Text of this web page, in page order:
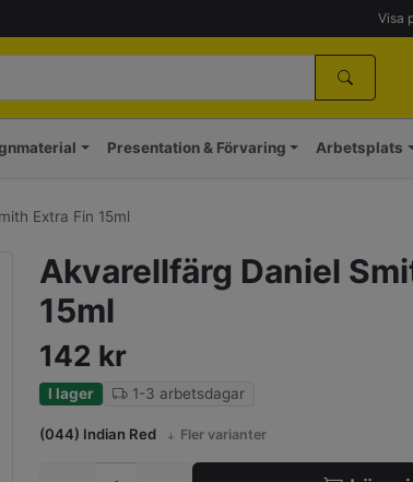
Visa
Presentation & Förvaring Arbetsplats
Extra Fin 15ml
Akvarellfärg Daniel
15ml
142 kr
I lager 1-3 arbetsdagar
(044) Indian Red Fler varianter